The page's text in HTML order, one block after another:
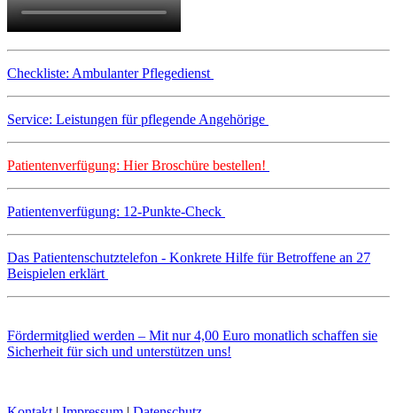
Checkliste: Ambulanter Pflegedienst
Service: Leistungen für pflegende Angehörige
Patientenverfügung: Hier Broschüre bestellen!
Patientenverfügung: 12-Punkte-Check
Das Patientenschutztelefon - Konkrete Hilfe für Betroffene an 27
Beispielen erklärt
Fördermitglied werden – Mit nur 4,00 Euro monatlich schaffen sie
Sicherheit für sich und unterstützen uns!